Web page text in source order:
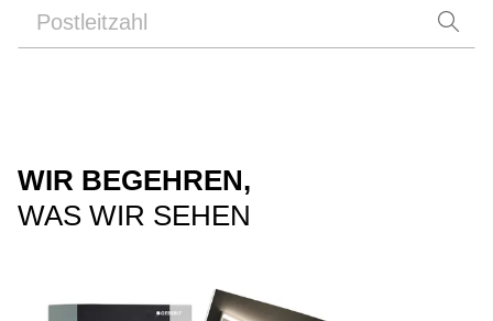
WIR BEGEHREN,
WAS WIR SEHEN